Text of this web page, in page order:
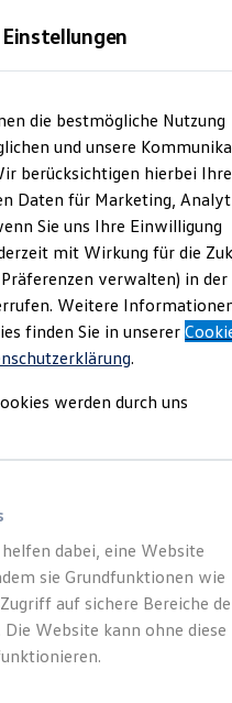
entdecken
Oldtimer
finden
& konfigurieren
Radeburg
die bestmögliche Nutzung
und unsere
berücksichtigen hierbei Ihre
Daten für Marketing,
Sie uns Ihre Einwilligung
mit Wirkung für die
verwalten) in der
Weitere
finden Sie in unserer
.
werden durch uns
dabei, eine Website
sie Grundfunktionen wie
auf sichere Bereiche
Website kann ohne diese